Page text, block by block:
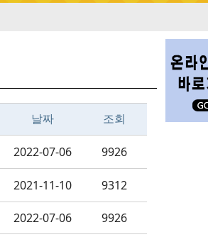
날짜
조회
2022-07-06
9926
2021-11-10 9312
2022-07-06 9926